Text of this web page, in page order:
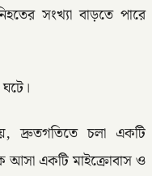
সংখ্যা বাড়তে পারে
দ্রুতগতিতে চলা একটি
আসা একটি মাইক্রোবাস ও